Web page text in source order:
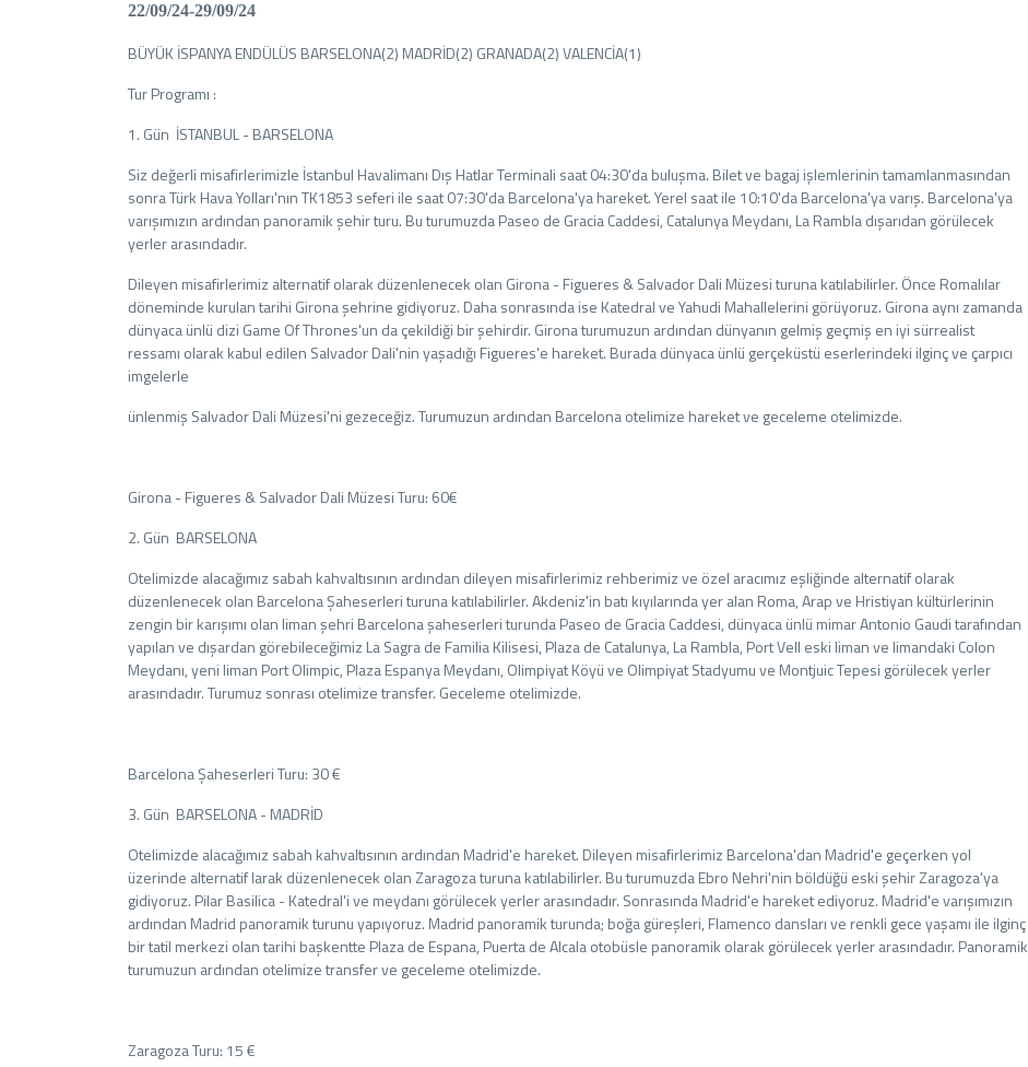
22/09/24-29/09/24
BÜYÜK İSPANYA ENDÜLÜS BARSELONA(2) MADRİD(2) GRANADA(2) VALENCİA(1)
Tur Programı :
1. Gün İSTANBUL - BARSELONA
Siz değerli misafirlerimizle İstanbul Havalimanı Dış Hatlar Terminali saat 04:30'da buluşma. Bilet ve bagaj işlemlerinin tamamlanmasından
sonra Türk Hava Yolları'nın TK1853 seferi ile saat 07:30'da Barcelona'ya hareket. Yerel saat ile 10:10'da Barcelona'ya varış. Barcelona'ya
varışımızın ardından panoramik şehir turu. Bu turumuzda Paseo de Gracia Caddesi, Catalunya Meydanı, La Rambla dışarıdan görülecek
yerler arasındadır.
Dileyen misafirlerimiz alternatif olarak düzenlenecek olan Girona - Figueres & Salvador Dali Müzesi turuna katılabilirler. Önce Romalılar
döneminde kurulan tarihi Girona şehrine gidiyoruz. Daha sonrasında ise Katedral ve Yahudi Mahallelerini görüyoruz. Girona aynı zamanda
dünyaca ünlü dizi Game Of Thrones'un da çekildiği bir şehirdir. Girona turumuzun ardından dünyanın gelmiş geçmiş en iyi sürrealist
ressamı olarak kabul edilen Salvador Dali'nin yaşadığı Figueres'e hareket. Burada dünyaca ünlü gerçeküstü eserlerindeki ilginç ve çarpıcı
imgelerle
ünlenmiş Salvador Dali Müzesi'ni gezeceğiz. Turumuzun ardından Barcelona otelimize hareket ve geceleme otelimizde.
Girona - Figueres & Salvador Dali Müzesi Turu: 60€
2. Gün BARSELONA
Otelimizde alacağımız sabah kahvaltısının ardından dileyen misafirlerimiz rehberimiz ve özel aracımız eşliğinde alternatif olarak
düzenlenecek olan Barcelona Şaheserleri turuna katılabilirler. Akdeniz'in batı kıyılarında yer alan Roma, Arap ve Hristiyan kültürlerinin
zengin bir karışımı olan liman şehri Barcelona şaheserleri turunda Paseo de Gracia Caddesi, dünyaca ünlü mimar Antonio Gaudi tarafından
yapılan ve dışardan görebileceğimiz La Sagra de Familia Kilisesi, Plaza de Catalunya, La Rambla, Port Vell eski liman ve limandaki Colon
Meydanı, yeni liman Port Olimpic, Plaza Espanya Meydanı, Olimpiyat Köyü ve Olimpiyat Stadyumu ve Montjuic Tepesi görülecek yerler
arasındadır. Turumuz sonrası otelimize transfer. Geceleme otelimizde.
Barcelona Şaheserleri Turu: 30 €
3. Gün BARSELONA - MADRİD
Otelimizde alacağımız sabah kahvaltısının ardından Madrid'e hareket. Dileyen misafirlerimiz Barcelona'dan Madrid'e geçerken yol
üzerinde alternatif larak düzenlenecek olan Zaragoza turuna katılabilirler. Bu turumuzda Ebro Nehri'nin böldüğü eski şehir Zaragoza'ya
gidiyoruz. Pilar Basilica - Katedral'i ve meydanı görülecek yerler arasındadır. Sonrasında Madrid'e hareket ediyoruz. Madrid'e varışımızın
ardından Madrid panoramik turunu yapıyoruz. Madrid panoramik turunda; boğa güreşleri, Flamenco dansları ve renkli gece yaşamı ile ilginç
bir tatil merkezi olan tarihi başkentte Plaza de Espana, Puerta de Alcala otobüsle panoramik olarak görülecek yerler arasındadır. Panoramik
turumuzun ardından otelimize transfer ve geceleme otelimizde.
Zaragoza Turu: 15 €